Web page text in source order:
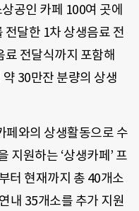
공인 카페 100여 곳에
전달한 1차 상생음료 전
전달식까지 포함해
30만잔 분량의 상생
페와의 상생활동으로 수
지원하는 ‘상생카페’ 프
터 현재까지 총 40개소
내 35개소를 추가 지원